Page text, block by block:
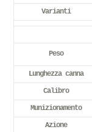
Varianti
Peso
Lunghezza canna
Calibro
Munizionamento
Azione